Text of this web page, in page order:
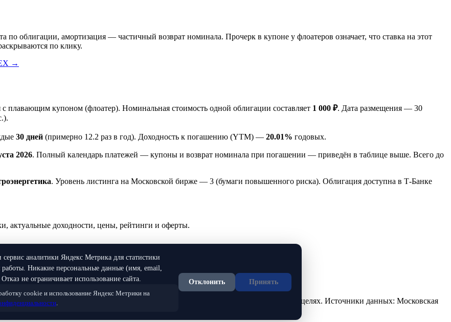
облигации, амортизация — частичный возврат номинала. Прочерк в купоне у флоатеров означает, что ставка на этот
по клику.
→
купоном (флоатер). Номинальная стоимость одной облигации составляет 1 000 ₽. Дата размещения — 30
30 дней (примерно 12.2 раз в год). Доходность к погашению (YTM) — 20.01% годовых.
2026. Полный календарь платежей — купоны и возврат номинала при погашении — приведён в таблице выше. Всего до
. Уровень листинга на Московской бирже — 3 (бумаги повышенного риска). Облигация доступна в Т-Банке
доходности, цены, рейтинги и оферты.
рекомендацией. Все данные предоставляются исключительно в ознакомительных целях. Источники данных: Московская
сервис аналитики Яндекс Метрика для статистики
Никакие персональные данные (имя, email,
не ограничивает использование сайта.
cookie и использование Яндекс Метрики на
.
Отклонить Принять